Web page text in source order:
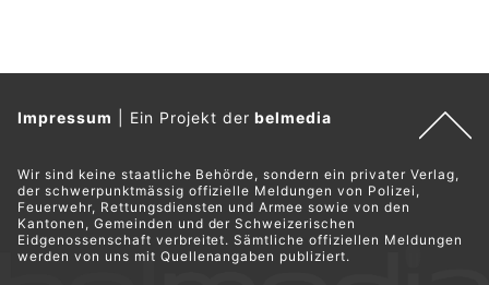
Impressum Ein Projekt derbelmedia
Wir sind keine staatliche Behörde, sondern ein privater Verlag,
der schwerpunktmässig offizielle Meldungen von Polizei,
Feuerwehr, Rettungsdiensten und Armee sowie von den
Kantonen, Gemeinden und der Schweizerischen
Eidgenossenschaft verbreitet. Sämtliche offiziellen Meldungen
werden von uns mit Quellenangaben publiziert.